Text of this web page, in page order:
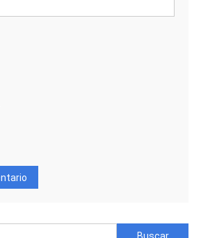
Buscar: